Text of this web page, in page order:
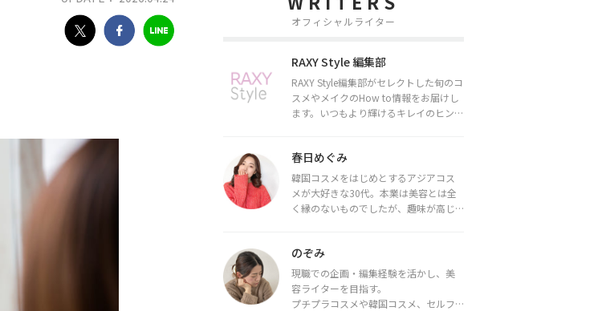
オフィシャルライター
RAXY Style 編集部
RAXY Style編集部がセレクトした旬のコ
スメやメイクのHow to情報をお届けし
ます。いつもより輝けるキレイのヒント
春日めぐみ
韓国コスメをはじめとするアジアコス
メが大好きな30代。本業は美容とは全
く縁のないものでしたが、趣味が高じ
ライターとして活動中。
都内で16タイプパーソナルカラー診
断・顔タイプ診断・骨格診断によるイ
メージコンサルティングも行っていま
のぞみ
現職での企画・編集経験を活かし、美
容ライターを目指す。
プチプラコスメや韓国コスメ、セルフ